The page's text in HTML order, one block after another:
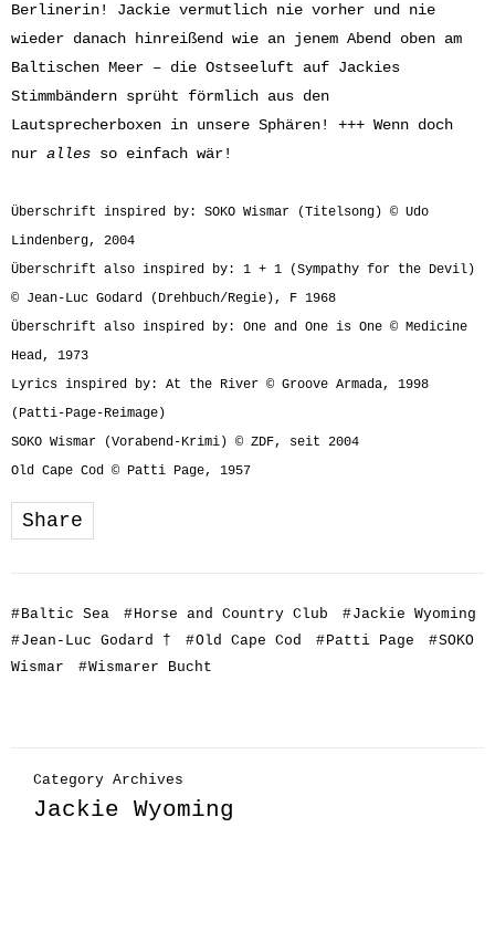
Berlinerin! Jackie vermutlich nie vorher und nie
wieder danach hinreißend wie an jenem Abend oben am
Baltischen Meer – die Ostseeluft auf Jackies
Stimmbändern sprüht förmlich aus den
Lautsprecherboxen in unsere Sphären! +++ Wenn doch
nur alles so einfach wär!
Überschrift inspired by: SOKO Wismar (Titelsong) © Udo
Lindenberg, 2004
Überschrift also inspired by: 1 + 1 (Sympathy for the Devil)
© Jean-Luc Godard (Drehbuch/Regie), F 1968
Überschrift also inspired by: One and One is One © Medicine
Head, 1973
Lyrics inspired by: At the River © Groove Armada, 1998
(Patti-Page-Reimage)
SOKO Wismar (Vorabend-Krimi) © ZDF, seit 2004
Old Cape Cod © Patti Page, 1957
Share
#Baltic Sea #Horse and Country Club #Jackie Wyoming
#Jean-Luc Godard † #Old Cape Cod #Patti Page #SOKO
Wismar
#Wismarer Bucht
Category Archives
Jackie Wyoming